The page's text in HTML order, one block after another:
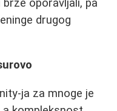
oporavljali, pa
drugog
ja za mnoge je